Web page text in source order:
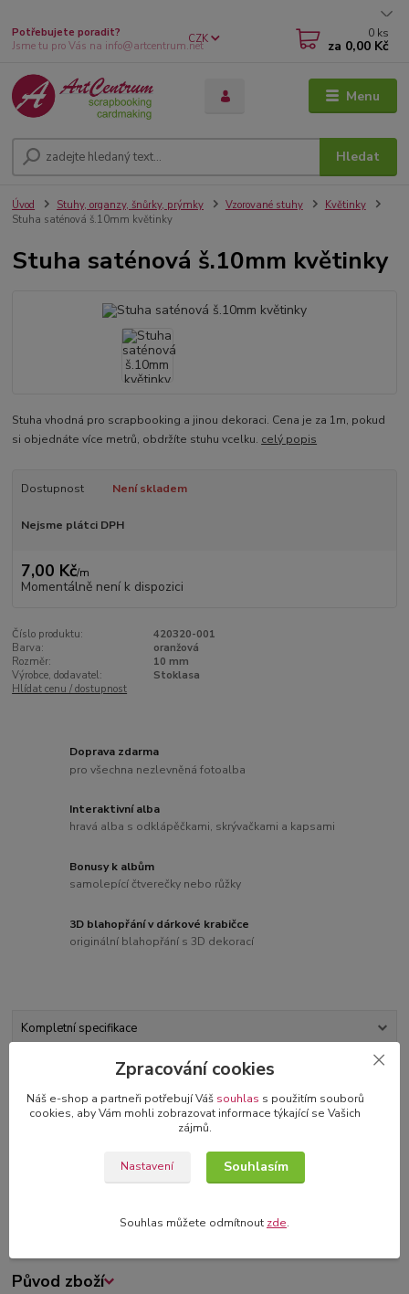
Menu
CZK
Hledat
Potřebujete poradit?
Jsme tu pro Vás na info@artcentrum.net
0 ks
za 0,00 Kč
Úvod Stuhy, organzy, šnůrky, prýmky Vzorované stuhy
Květinky
Stuha saténová š.10mm květinky
Stuha saténová š.10mm květinky
Stuha vhodná pro scrapbooking a jinou dekoraci. Cena je za 1m, pokud
si objednáte více metrů, obdržíte stuhu vcelku. celý popis
Dostupnost Není skladem
Nejsme plátci DPH
7,00 Kč/m
Momentálně není k dispozici
Číslo produktu:
420320-001
Barva:
oranžová
Rozměr:
10 mm
Výrobce, dodavatel:
Stoklasa
Hlídat cenu / dostupnost
Doprava zdarma
pro všechna nezlevněná fotoalba
Interaktivní alba
hravá alba s odklápěčkami, skrývačkami a kapsami
Bonusy k albům
samolepící čtverečky nebo růžky
3D blahopřání v dárkové krabičce
originální blahopřání s 3D dekorací
Kompletní specifikace
Kompletní specifikace
Stuha vhodná pro scrapbooking a jinou dekoraci.
Původ zboží
Zpracování cookies
Náš e-shop a partneři potřebují Váš souhlas s použitím souborů
cookies, aby Vám mohli zobrazovat informace týkající se Vašich
zájmů.
Nastavení Souhlasím
Souhlas můžete odmítnout zde.